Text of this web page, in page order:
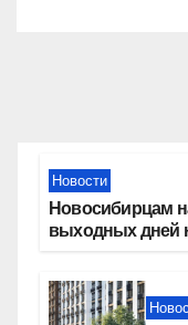
Новости
Новосибирцам
выходных дней